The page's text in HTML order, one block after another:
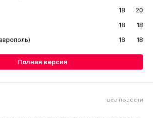
18
20
18
18
18 18
Полная версия
все новости